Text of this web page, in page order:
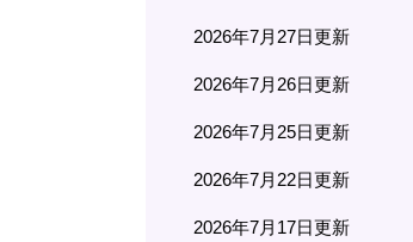
2026年7月27日更新
2026年7月26日更新
2026年7月25日更新
2026年7月22日更新
2026年7月17日更新